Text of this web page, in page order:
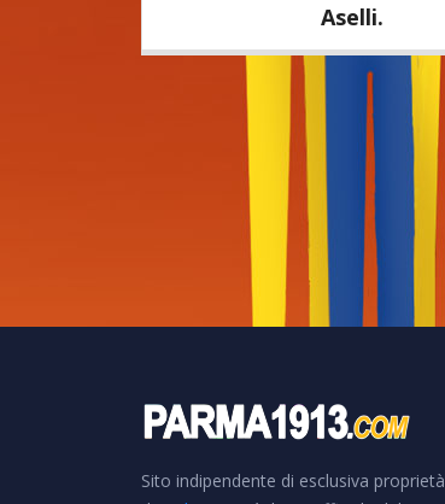
Aselli.
Sito indipendente di esclusiva proprietà